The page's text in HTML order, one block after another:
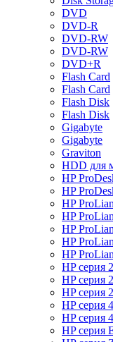
DVD
DVD-R
DVD-RW
DVD-RW
DVD+R
Flash Card
Flash Card
Flash Disk
Flash Disk
Gigabyte
Gigabyte
Graviton
HDD для
HP
HP
HP
HP
HP
HP
HP
HP серия
HP серия
HP серия
HP серия
HP серия
HP серия